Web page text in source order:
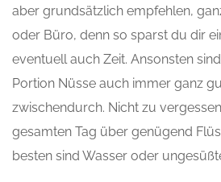
aber grundsätzlich empfehlen,
oder Büro, denn so sparst du dir
eventuell auch Zeit. Ansonsten
Portion Nüsse auch immer ganz
zwischendurch. Nicht zu
gesamten Tag über genügend
besten sind Wasser oder